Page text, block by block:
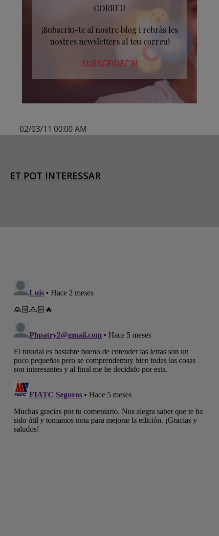
CORREU
¡Subscriu-te al nostre blog i rebràs les
nostres newsletters al teu correu!
SUBSCRIURE’M
02/03/11 00:00 AM
ET POT INTERESSAR